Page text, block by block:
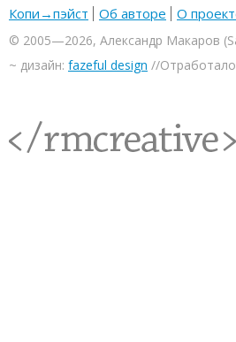
Копи→пэйст Об авторе О
© 2005—2026, Александр Макаров
~ дизайн: fazeful design //Отработало
<rmcreative/>